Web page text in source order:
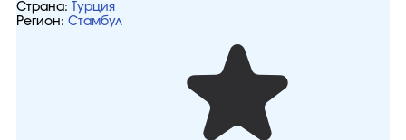
Страна:
Турция
Регион: Стамбул